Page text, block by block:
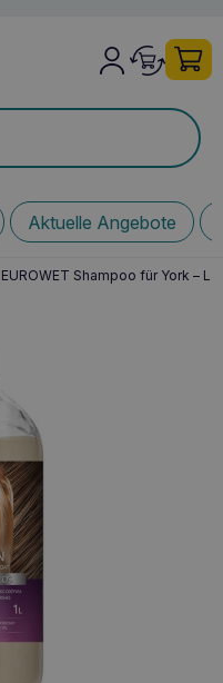
Aktuelle Angebote
EUROWET Shampoo für York –